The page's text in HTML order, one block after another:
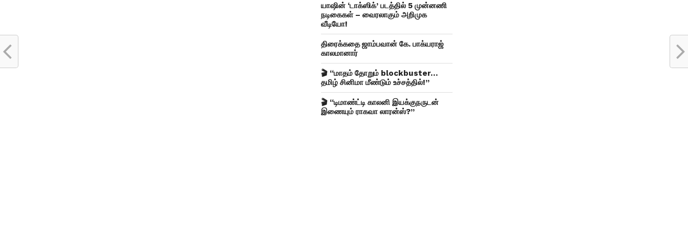
யாஷின் ‘டாக்ஸிக்’ படத்தில் 5 முன்னணி
நடிகைகள் – வைரலாகும் அறிமுக
வீடியோ!
திரைக்கதை ஜாம்பவான் கே. பாக்யராஜ்
காலமானார்
🎬 “மாதம் தோறும் blockbuster…
தமிழ் சினிமா மீண்டும் உச்சத்தில்!”
🎬 “டிமாண்ட்டி காலனி இயக்குநருடன்
இணையும் ராகவா லாரன்ஸ்?”